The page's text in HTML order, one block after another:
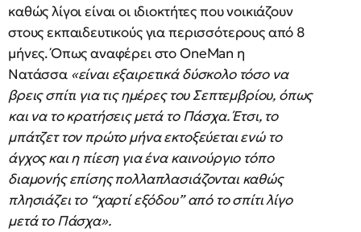
καθώς λίγοι είναι οι ιδιοκτήτες που νοικιάζουν
στους εκπαιδευτικούς για περισσότερους από 8
μήνες. Όπως αναφέρει στο OneMan η
Νατάσσα «είναι εξαιρετικά δύσκολο τόσο να
βρεις σπίτι για τις ημέρες του Σεπτεμβρίου, όπως
και να το κρατήσεις μετά το Πάσχα. Έτσι, το
μπάτζετ τον πρώτο μήνα εκτοξεύεται ενώ το
άγχος και η πίεση για ένα καινούργιο τόπο
διαμονής επίσης πολλαπλασιάζονται καθώς
πλησιάζει το “χαρτί εξόδου” από το σπίτι λίγο
μετά το Πάσχα».